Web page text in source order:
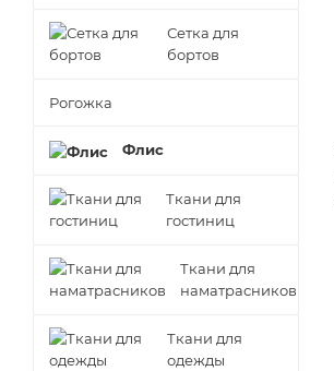
Сетка для
бортов
Рогожка
Флис
Ткани для
гостиниц
Ткани для
наматрасников
Ткани для
одежды